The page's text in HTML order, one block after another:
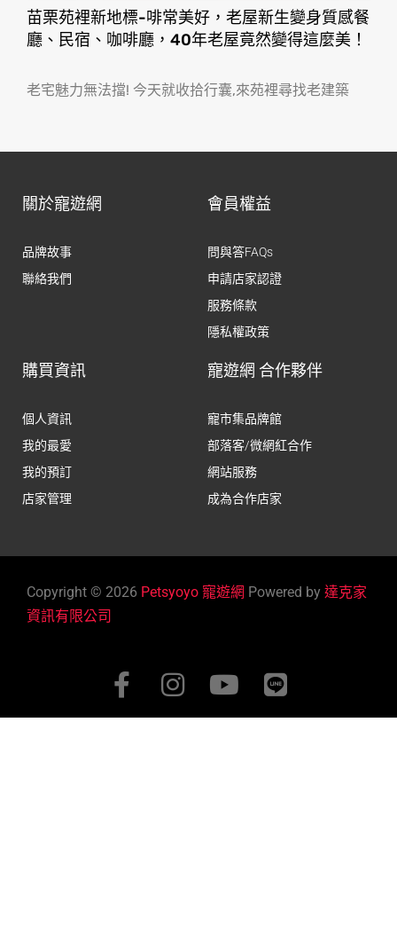
苗栗苑裡新地標-啡常美好，老屋新生變身質感餐
廳、民宿、咖啡廳，40年老屋竟然變得這麼美！
老宅魅力無法擋! 今天就收拾行囊,來苑裡尋找老建築
關於寵遊網
品牌故事
聯絡我們
會員權益
問與答FAQs
申請店家認證
服務條款
隱私權政策
購買資訊
個人資訊
我的最愛
我的預訂
店家管理
寵遊網 合作夥伴
寵市集品牌館
部落客/微網紅合作
網站服務
成為合作店家
Copyright © 2026 Petsyoyo 寵遊網 Powered by 達克家
資訊有限公司